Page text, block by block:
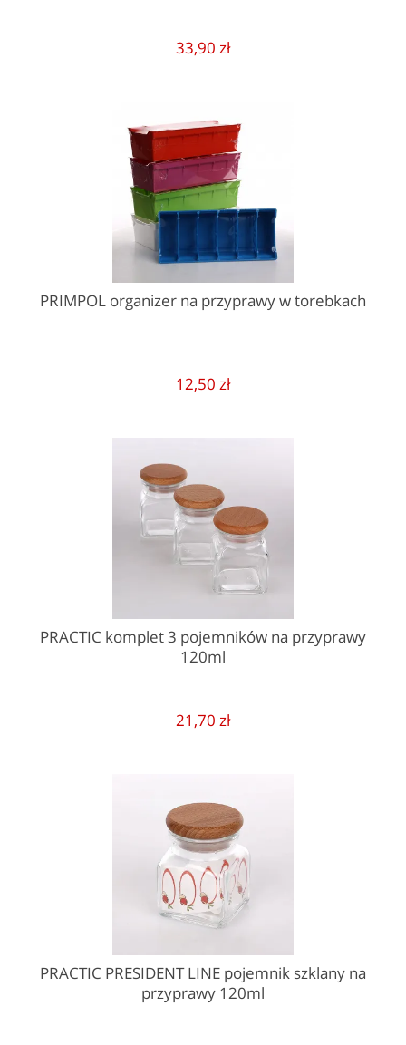
33,90 zł
PRIMPOL organizer na przyprawy w torebkach
12,50 zł
PRACTIC komplet 3 pojemników na przyprawy
120ml
21,70 zł
PRACTIC PRESIDENT LINE pojemnik szklany na
przyprawy 120ml